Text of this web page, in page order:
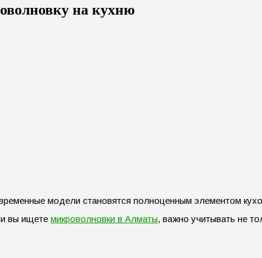
на кухню
модели становятся полноценным элементом
вы ищете микроволновки в Алматы, важно учитывать не